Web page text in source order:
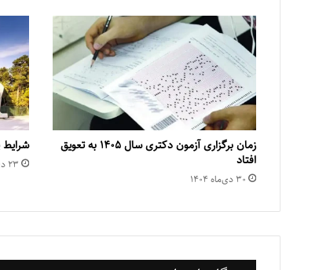
زمان برگزاری آزمون دكتری سال ۱۴۰۵ به تعویق
افتاد
۳۰ دی‌ماه ۱۴۰۴
۲۳ دی‌ماه ۱۴۰۴